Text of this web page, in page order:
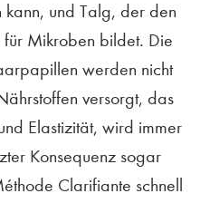
und Talg, der den
Mikroben bildet. Die
werden nicht
versorgt, das
Elastizität, wird immer
Konsequenz sogar
Clarifiante schnell